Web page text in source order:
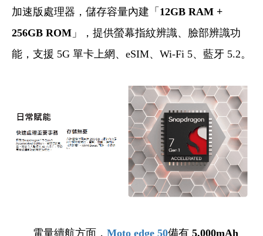
加速版處理器，儲存容量內建「 12GB RAM +
256GB ROM 」，提供螢幕指紋辨識、臉部辨識功
能，支援 5G 單卡上網、eSIM、Wi-Fi 5、藍牙 5.2。
電量續航方面， Moto edge 50備有 5,000mAh